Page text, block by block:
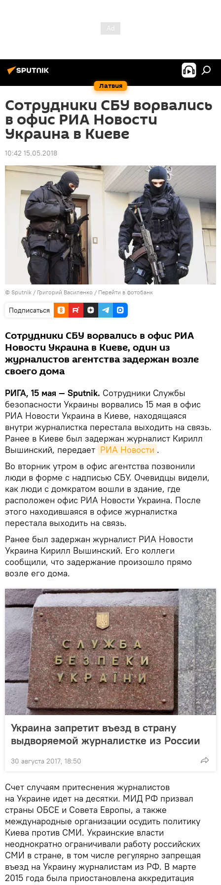
Латвия
Сотрудники СБУ ворвались
в офис РИА Новости
Украина в Киеве
10:42 15.05.2018
© Sputnik / Григорий Василенко / Перейти в фотобанк
Подписаться
Сотрудники СБУ ворвались в офис РИА
Новости Украина в Киеве, один из
журналистов агентства задержан возле
своего дома
РИГА, 15 мая — Sputnik. Сотрудники Службы
безопасности Украины ворвались 15 мая в офис
РИА Новости Украина в Киеве, находящаяся
внутри журналистка перестала выходить на связь.
Ранее в Киеве был задержан журналист Кирилл
Вышинский, передает РИА Новости .
Во вторник утром в офис агентства позвонили
люди в форме с надписью СБУ. Очевидцы видели,
как люди с домкратом вошли в здание, где
расположен офис РИА Новости Украина. После
этого находившаяся в офисе журналистка
перестала выходить на связь.
Ранее был задержан журналист РИА Новости
Украина Кирилл Вышинский. Его коллеги
сообщили, что задержание произошло прямо
возле его дома.
Украина запретит въезд в страну
выдворяемой журналистке из России
30 августа 2017, 18:50
Счет случаям притеснения журналистов
на Украине идет на десятки. МИД РФ призвал
страны ОБСЕ и Совета Европы, а также
международные организации осудить политику
Киева против СМИ. Украинские власти
неоднократно ограничивали работу российских
СМИ в стране, в том числе регулярно запрещая
въезд на Украину журналистам из РФ. В марте
2015 года была приостановлена аккредитация